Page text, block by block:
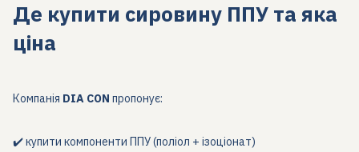
Де купити сировину ППУ та яка
ціна
Компанія DIA CON пропонує:
✔️ купити компоненти ППУ (поліол + ізоціонат)